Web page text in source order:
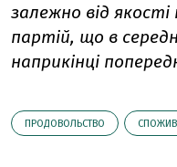
залежно від
партій, що в
наприкінці
ПРОДОВОЛЬСТВО